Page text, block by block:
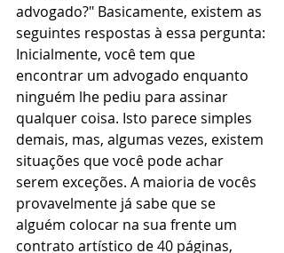
advogado?" Basicamente, existem as
seguintes respostas à essa pergunta:
Inicialmente, você tem que
encontrar um advogado enquanto
ninguém lhe pediu para assinar
qualquer coisa. Isto parece simples
demais, mas, algumas vezes, existem
situações que você pode achar
serem exceções. A maioria de vocês
provavelmente já sabe que se
alguém colocar na sua frente um
contrato artístico de 40 páginas,